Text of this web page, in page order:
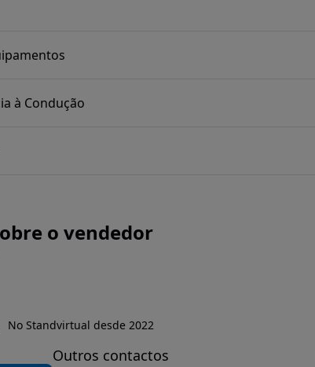
à Condução
o vendedor
No Standvirtual desde 2022
Outros contactos